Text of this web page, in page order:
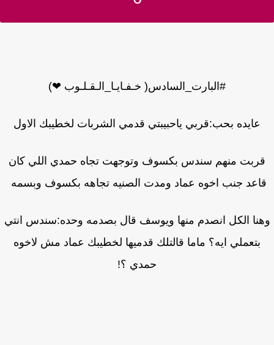
#البارت_السادس( خـفـايـا_الـقـلـوب ❤)
عايده بحب:قربي ياحبيبتي قدمي الشربات لخطيبك الاول
منهم سندس بكسوف وتوجهت تجاه حمدي اللي كان
جنب اخوه عماد ومدت الصنيه تجاهه بكسوف وبسمه
الكل انصدم منها ويوسف قال بصدمه وحده:سندس انتي
بتعملي ايه؟ ماما قالتلك قدميها لخطيبك عماد مش لاخوه
حمدي ؟!